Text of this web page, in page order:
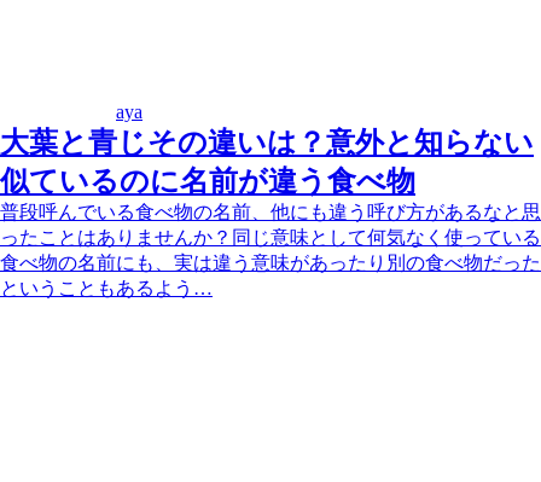
aya
大葉と青じその違いは？意外と知らない
似ているのに名前が違う食べ物
普段呼んでいる食べ物の名前、他にも違う呼び方があるなと思
ったことはありませんか？同じ意味として何気なく使っている
食べ物の名前にも、実は違う意味があったり別の食べ物だった
ということもあるよう…